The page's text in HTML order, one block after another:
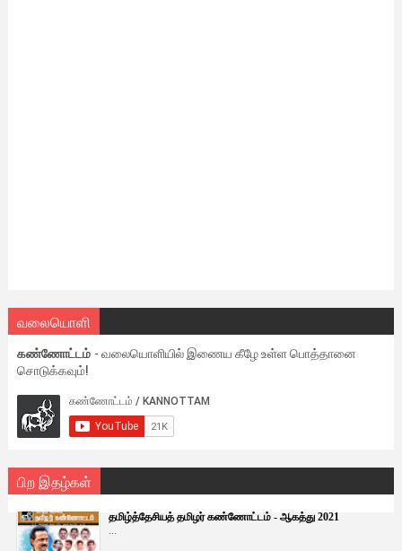
வலையொளி
கண்ணோட்டம் - வலையொளியில் இணைய கீழே உள்ள பொத்தானை
சொடுக்கவும்!
பிற இதழ்கள்
தமிழ்த்தேசியத் தமிழர் கண்ணோட்டம் - ஆகத்து 2021
...